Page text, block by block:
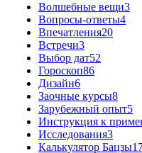
Волшебные вещи3
Вопросы-ответы4
Впечатления20
Встречи3
Выбор дат52
Гороскоп86
Дизайн6
Заочные курсы8
Зарубежный опыт5
Инструкция к
Исследования3
Калькулятор Бацзы